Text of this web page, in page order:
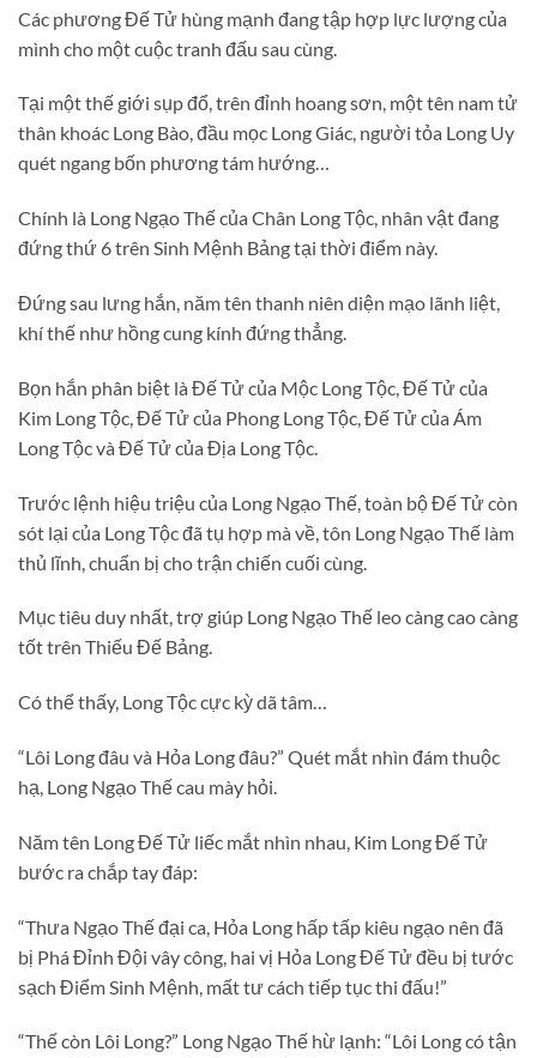
Các phương Đế Tử hùng mạnh đang tập hợp lực lượng của
mình cho một cuộc tranh đấu sau cùng.
Tại một thế giới sụp đổ, trên đỉnh hoang sơn, một tên nam tử
thân khoác Long Bào, đầu mọc Long Giác, người tỏa Long Uy
quét ngang bốn phương tám hướng…
Chính là Long Ngạo Thế của Chân Long Tộc, nhân vật đang
đứng thứ 6 trên Sinh Mệnh Bảng tại thời điểm này.
Đứng sau lưng hắn, năm tên thanh niên diện mạo lãnh liệt,
khí thế như hồng cung kính đứng thẳng.
Bọn hắn phân biệt là Đế Tử của Mộc Long Tộc, Đế Tử của
Kim Long Tộc, Đế Tử của Phong Long Tộc, Đế Tử của Ám
Long Tộc và Đế Tử của Địa Long Tộc.
Trước lệnh hiệu triệu của Long Ngạo Thế, toàn bộ Đế Tử còn
sót lại của Long Tộc đã tụ hợp mà về, tôn Long Ngạo Thế làm
thủ lĩnh, chuẩn bị cho trận chiến cuối cùng.
Mục tiêu duy nhất, trợ giúp Long Ngạo Thế leo càng cao càng
tốt trên Thiếu Đế Bảng.
Có thể thấy, Long Tộc cực kỳ dã tâm…
“Lôi Long đâu và Hỏa Long đâu?” Quét mắt nhìn đám thuộc
hạ, Long Ngạo Thế cau mày hỏi.
Năm tên Long Đế Tử liếc mắt nhìn nhau, Kim Long Đế Tử
bước ra chắp tay đáp:
“Thưa Ngạo Thế đại ca, Hỏa Long hấp tấp kiêu ngạo nên đã
bị Phá Đỉnh Đội vây công, hai vị Hỏa Long Đế Tử đều bị tước
sạch Điểm Sinh Mệnh, mất tư cách tiếp tục thi đấu!”
“Thế còn Lôi Long?” Long Ngạo Thế hừ lạnh: “Lôi Long có tận